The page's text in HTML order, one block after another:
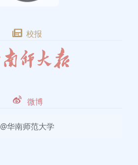
校报
微博
@华南师范大学